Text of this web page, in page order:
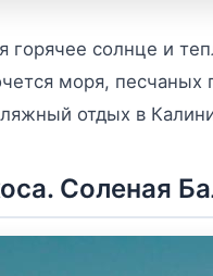
горячее солнце и
моря,
отдых в
Соленая